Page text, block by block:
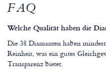
FAQ
Welche Qualität haben die
Die 38 Diamanten haben
Reinheit, was ein gutes
Transparenz bietet.